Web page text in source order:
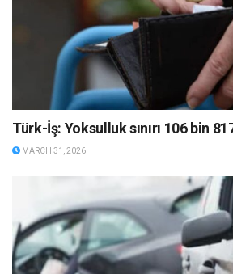
Türk-İş: Yoksulluk sınırı 106 bin
MARCH 31, 2026